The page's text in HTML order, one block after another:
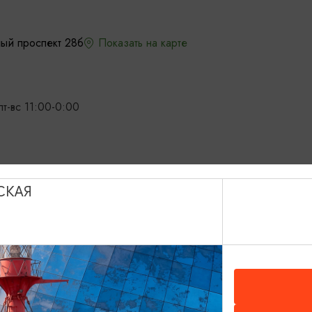
проспект 28б Показать на карте
вс 11:00-0:00